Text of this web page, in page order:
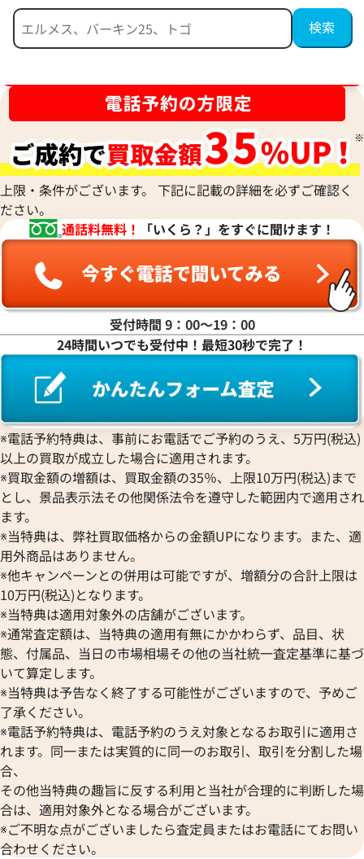
ショーメ ビードゥショーメ リング
参考買取価格
263,000円
2026年6月17日時点
参考買取価格
261,000円
2026年5月17日時
ショーメ リング
参考買取価格
260,000円
2026年2月17日時点
ショーメ リアン
参考買取価格
258,000円
2025年12月17日
ショーメ リング
参考買取価格
237,000円
2026年5月17日時点
ショーメ クラス
参考買取価格
2026年6月17日時
上限・条件がございます。 下記に記載の詳細を必ずご確認く
ださい。
通話料無料！
「いくら？」をすぐに聞けます！
受付時間 9：00〜19：00
24時間いつでも受付中！最短30秒で完了！
※電話予約特典は、事前にお電話でご予約のうえ、5万円(税込)
以上の買取が成立した場合に適用されます。
※買取金額の増額は、買取金額の35％、上限10万円(税込)まで
とし、景品表示法その他関係法令を遵守した範囲内で適用され
ます。
※当特典は、弊社買取価格からの金額UPになります。また、適
用外商品はありません。
※他キャンペーンとの併用は可能ですが、増額分の合計上限は
10万円(税込)となります。
※当特典は適用対象外の店舗がございます。
※通常査定額は、当特典の適用有無にかかわらず、品目、状
態、付属品、当日の市場相場その他の当社統一査定基準に基づ
いて算定します。
※当特典は予告なく終了する可能性がございますので、予めご
了承ください。
※電話予約特典は、電話予約のうえ対象となるお取引に適用さ
れます。同一または実質的に同一のお取引、取引を分割した場
合、
その他当特典の趣旨に反する利用と当社が合理的に判断した場
合は、適用対象外となる場合がございます。
※ご不明な点がございましたら査定員またはお電話にてお問い
合わせください。